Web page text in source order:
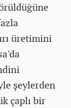
üretimini
şeylerden
çaplı bir